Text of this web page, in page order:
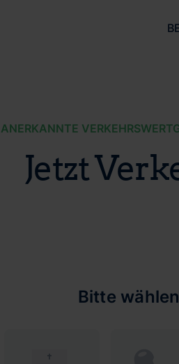
ANERKANNTE
Jetzt
Bitte